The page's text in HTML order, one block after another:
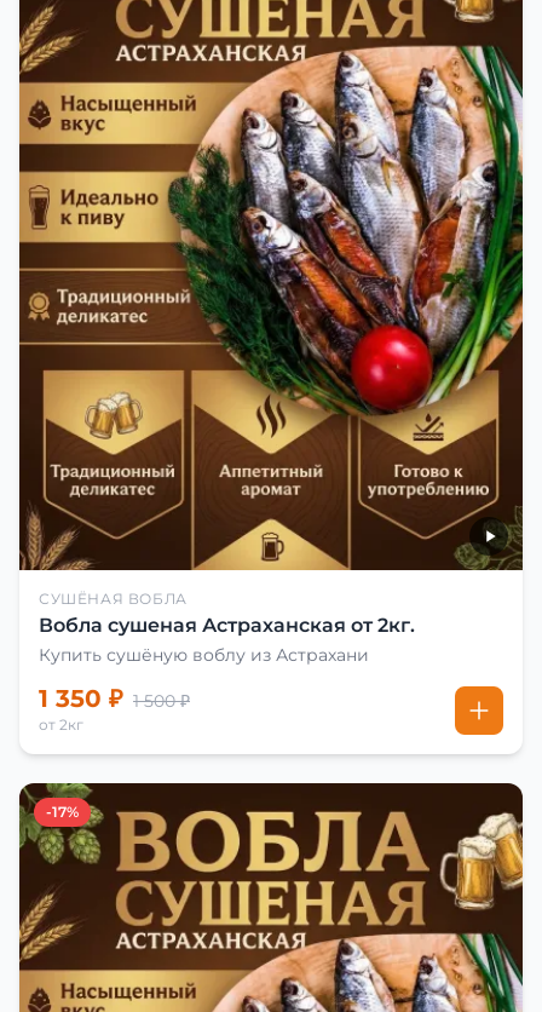
СУШЁНАЯ ВОБЛА
Вобла сушеная Астраханская от 2кг.
Купить сушёную воблу из Астрахани
1 350 ₽ 1 500 ₽
от 2кг
-17%